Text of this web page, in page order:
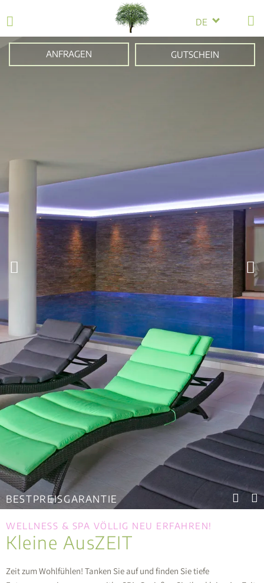
DE
ANFRAGEN GUTSCHEIN
BESTPREISGARANTIE
WELLNESS & SPA VÖLLIG NEU ERFAHREN!
Kleine AusZEIT
Zeit zum Wohlfühlen! Tanken Sie auf und finden Sie tiefe